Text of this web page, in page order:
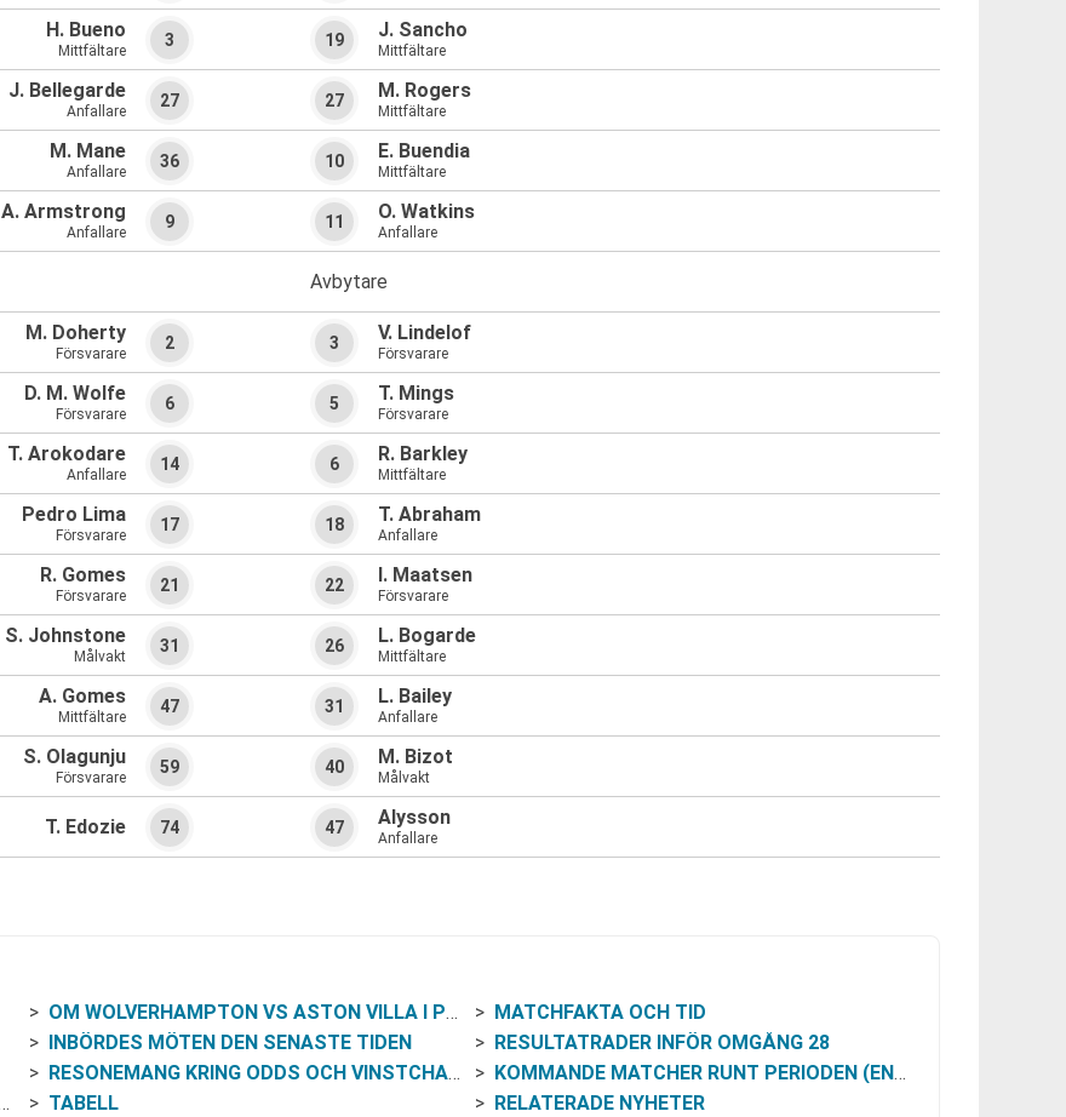
H. Bueno
Mittfältare
3
J. Bellegarde
Anfallare
27
M. Mane
Anfallare
36
A. Armstrong
Anfallare
9
M. Doherty
Försvarare
2
D. M. Wolfe
Försvarare
6
T. Arokodare
Anfallare
14
Pedro Lima
Försvarare
17
R. Gomes
Försvarare
21
S. Johnstone
Målvakt
31
A. Gomes
Mittfältare
47
S. Olagunju
Försvarare
59
T. Edozie 74
19 J. Sancho
Mittfältare
27 M. Rogers
Mittfältare
10 E. Buendia
Mittfältare
11 O. Watkins
Anfallare
Avbytare
3 V. Lindelof
Försvarare
5 T. Mings
Försvarare
6 R. Barkley
Mittfältare
18 T. Abraham
Anfallare
22 I. Maatsen
Försvarare
26 L. Bogarde
Mittfältare
31 L. Bailey
Anfallare
40 M. Bizot
Målvakt
47 Alysson
Anfallare
OM WOLVERHAMPTON VS ASTON VILLA I PREMIER LEAGUE
MATCHFAKTA OCH TID
INBÖRDES MÖTEN DEN SENASTE TIDEN
RESULTATRADER INFÖR OMGÅNG 28
RESONEMANG KRING ODDS OCH VINSTCHANS (UTAN SPEKULATION)
KOMMANDE MATCHER RUNT PERIODEN (ENLIGT UNDERLAGET)
TABELL RELATERADE NYHETER